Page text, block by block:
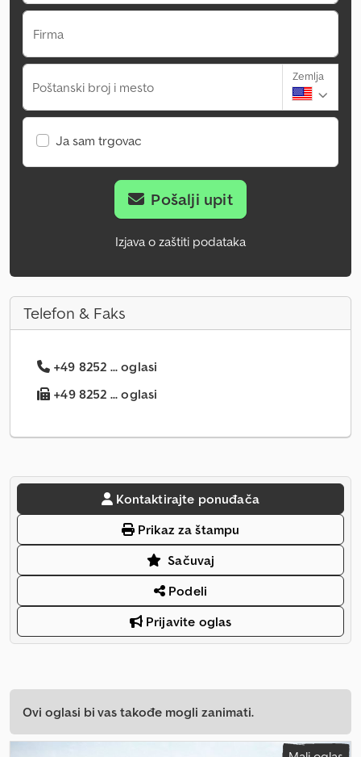
Firma
Poštanski broj i mesto
Zemlja
Ja sam trgovac
Pošalji upit
Izjava o zaštiti podataka
Telefon & Faks
+49 8252 ... oglasi
+49 8252 ... oglasi
Kontaktirajte ponuđača
Prikaz za štampu
Sačuvaj
Podeli
Prijavite oglas
Ovi oglasi bi vas takođe mogli zanimati.